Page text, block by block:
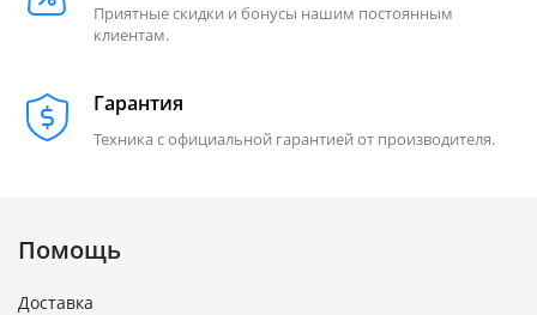
Приятные скидки и бонусы нашим постоянным
клиентам.
Гарантия
Техника с официальной гарантией от производителя.
Помощь
Доставка